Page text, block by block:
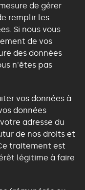
de gérer
remplir les
Si nous vous
de vos
des données
n'êtes pas
vos données à
données
adresse du
de nos droits et
traitement est
légitime à faire